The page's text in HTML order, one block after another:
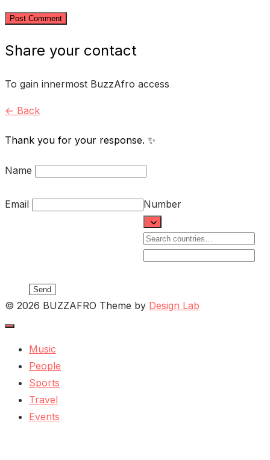
Share your contact
To gain innermost BuzzAfro access
← Back
Thank you for your response. ✨
Name
Email Number
Send
© 2026 BUZZAFRO Theme by Design Lab
Music
People
Sports
Travel
Events